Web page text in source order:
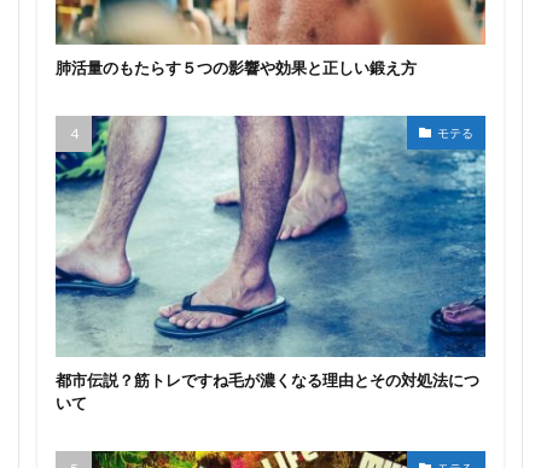
肺活量のもたらす５つの影響や効果と正しい鍛え方
モテる
都市伝説？筋トレですね毛が濃くなる理由とその対処法につ
いて